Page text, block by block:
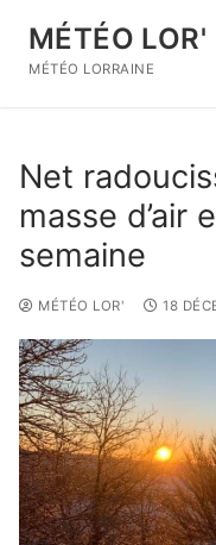
contenu
MÉTÉO LOR'
MÉTÉO LORRAINE
Net
masse d’air
semaine
MÉTÉO LOR' 18